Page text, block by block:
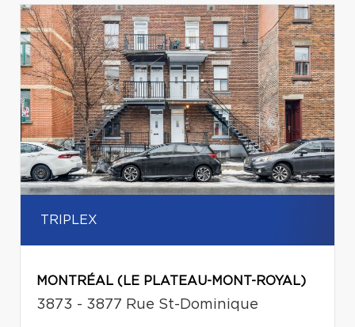
TRIPLEX
MONTRÉAL (LE PLATEAU-MONT-ROYAL)
3873 - 3877 Rue St-Dominique